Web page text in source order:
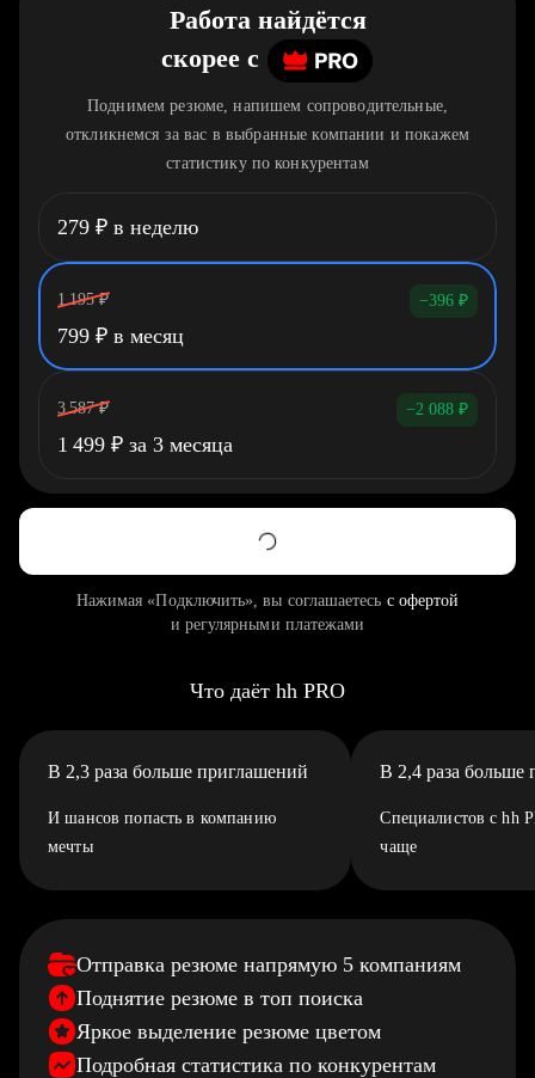
Работа найдётся
скорее c
Поднимем резюме, напишем сопроводительные,
откликнемся за вас в выбранные компании и покажем
статистику по конкурентам
279 ₽ в неделю
1 195 ₽ −396 ₽
799 ₽ в месяц
3 587 ₽ −2 088 ₽
1 499 ₽ за 3 месяца
Нажимая «Подключить», вы соглашаетесь с офертой
и регулярными платежами
Что даёт hh PRO
В 2,3 раза больше приглашений
И шансов попасть в компанию
мечты
В 2,4 раза больше
Специалистов с hh
чаще
Отправка резюме напрямую 5 компаниям
Поднятие резюме в топ поиска
Яркое выделение резюме цветом
Подробная статистика по конкурентам